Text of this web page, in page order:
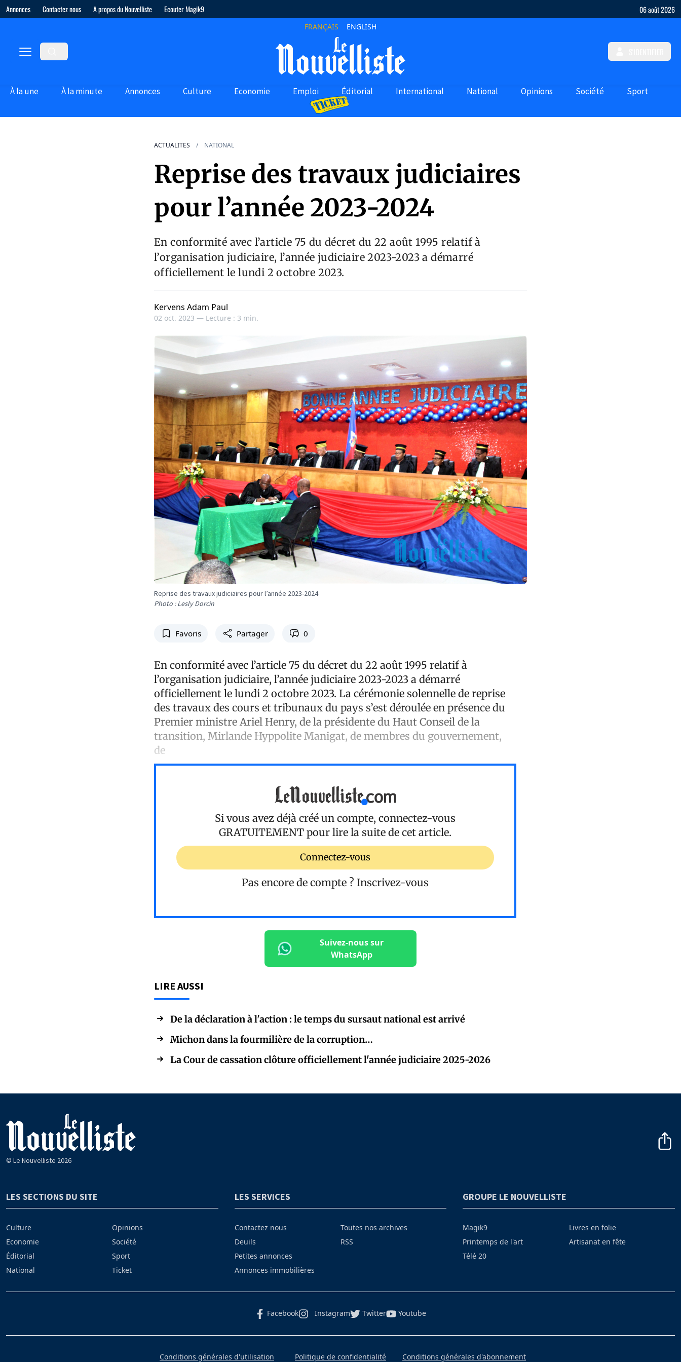
Annonces Contactez nous A propos du Nouvelliste Ecouter Magik9 06 août 2026
FRANÇAIS ENGLISH
À la une À la minute Annonces Culture Economie Emploi Éditorial International National Opinions Société Sport
ACTUALITES NATIONAL
Reprise des travaux judiciaires
pour l’année 2023-2024
En conformité avec l’article 75 du décret du 22 août 1995 relatif à
l’organisation judiciaire, l’année judiciaire 2023-2023 a démarré
officiellement le lundi 2 octobre 2023.
Kervens Adam Paul
02 oct. 2023 — Lecture : 3 min.
Reprise des travaux judiciaires pour l’année 2023-2024
Photo : Lesly Dorcin
Favoris Partager 0
En conformité avec l’article 75 du décret du 22 août 1995 relatif à
l’organisation judiciaire, l’année judiciaire 2023-2023 a démarré
officiellement le lundi 2 octobre 2023. La cérémonie solennelle de reprise
des travaux des cours et tribunaux du pays s’est déroulée en présence du
Premier ministre Ariel Henry, de la présidente du Haut Conseil de la
transition, Mirlande Hyppolite Manigat, de membres du gouvernement,
de
Si vous avez déjà créé un compte, connectez-vous
GRATUITEMENT pour lire la suite de cet article.
Connectez-vous
Pas encore de compte ? Inscrivez-vous
Suivez-nous sur
WhatsApp
LIRE AUSSI
De la déclaration à l'action : le temps du sursaut national est arrivé
Michon dans la fourmilière de la corruption…
La Cour de cassation clôture officiellement l'année judiciaire 2025-2026
© Le Nouvelliste 2026
LES SECTIONS DU SITE
Culture
Economie
Éditorial
National
Opinions
Société
Sport
Ticket
LES SERVICES
Contactez nous
Deuils
Petites annonces
Annonces immobilières
Toutes nos archives
RSS
GROUPE LE NOUVELLISTE
Magik9
Printemps de l'art
Télé 20
Livres en folie
Artisanat en fête
Facebook Instagram Twitter Youtube
Conditions générales d'utilisation Politique de confidentialité Conditions générales d'abonnement